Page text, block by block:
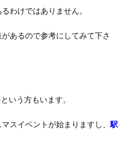
わけではありません。
あるので参考にしてみて下さ
いう方もいます。
スイベントが始まりますし、駅